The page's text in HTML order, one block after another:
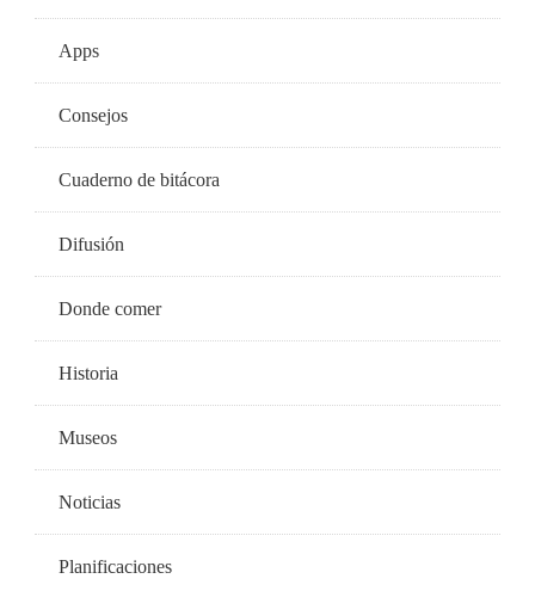
Apps
Consejos
Cuaderno de bitácora
Difusión
Donde comer
Historia
Museos
Noticias
Planificaciones